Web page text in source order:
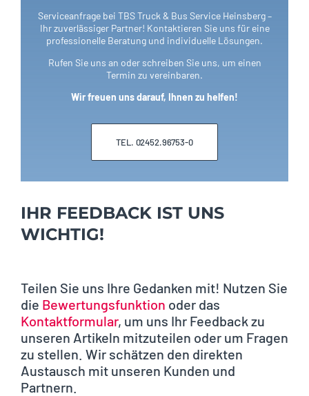
Serviceanfrage bei TBS Truck & Bus Service Heinsberg –
Ihr zuverlässiger Partner! Kontaktieren Sie uns für eine
professionelle Beratung und individuelle Lösungen.
Rufen Sie uns an oder schreiben Sie uns, um einen
Termin zu vereinbaren.
Wir freuen uns darauf, Ihnen zu helfen!
TEL. 02452.96753-0
IHR FEEDBACK IST UNS
WICHTIG!
Teilen Sie uns Ihre Gedanken mit! Nutzen Sie
die Bewertungsfunktion oder das
Kontaktformular, um uns Ihr Feedback zu
unseren Artikeln mitzuteilen oder um Fragen
zu stellen. Wir schätzen den direkten
Austausch mit unseren Kunden und
Partnern.